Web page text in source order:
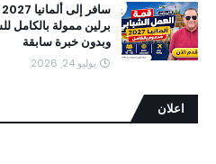
وبدون خبرة سابقة
يوليو 24, 2026
اعلان